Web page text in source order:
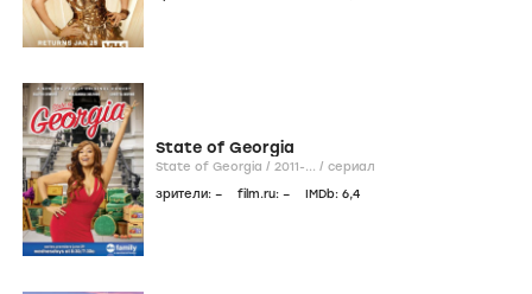
State of Georgia
State of Georgia / 2011-... / сериал
зрители: – film.ru: – IMDb: 6,4